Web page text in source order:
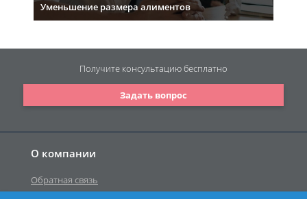
Уменьшение размера алиментов
О компании
Обратная связь
Задать вопрос
Получите консультациюбесплатно